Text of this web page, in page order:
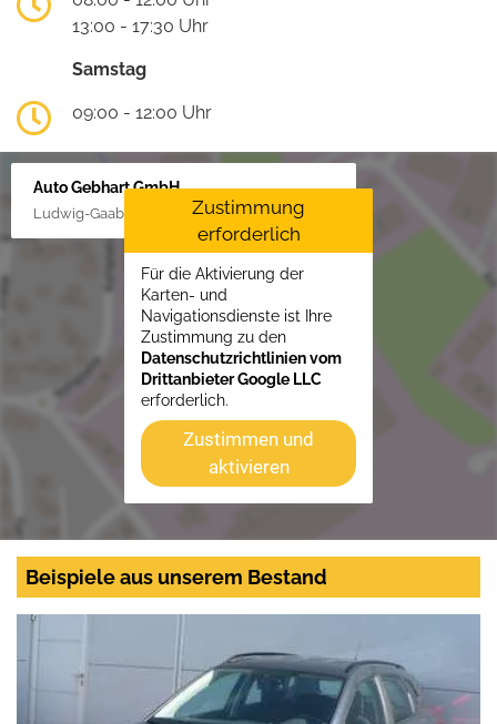
13:00 - 17:30 Uhr
Samstag
09:00 - 12:00 Uhr
Auto Gebhart GmbH
Ludwig-Gaab-Str. 4, 88427 Bad Schussenried
Zustimmung
erforderlich
Für die Aktivierung der
Karten- und
Navigationsdienste ist Ihre
Zustimmung zu den
Datenschutzrichtlinien vom
Drittanbieter Google LLC
erforderlich.
Zustimmen und
aktivieren
Beispiele aus unserem Bestand